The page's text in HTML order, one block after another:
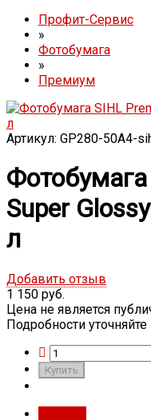
Профит-Сервис
»
Фотобумага
»
Премиум
Артикул: GP280-50A4-
Super
л
Добавить отзыв
1 150 руб.
Цена не является
Подробности